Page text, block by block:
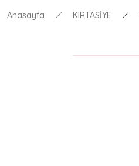
Anasayfa KIRTASİYE